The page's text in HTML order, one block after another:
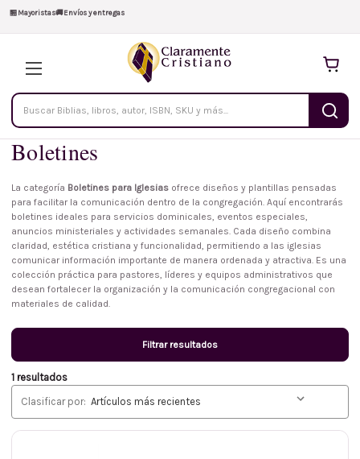
🏪Mayoristas🚚Envíos y entregas
Buscar
productos
Boletines
La categoría Boletines para Iglesias ofrece diseños y plantillas pensadas
para facilitar la comunicación dentro de la congregación. Aquí encontrarás
boletines ideales para servicios dominicales, eventos especiales,
anuncios ministeriales y actividades semanales. Cada diseño combina
claridad, estética cristiana y funcionalidad, permitiendo a las iglesias
comunicar información importante de manera ordenada y atractiva. Es una
colección práctica para pastores, líderes y equipos administrativos que
desean fortalecer la organización y la comunicación congregacional con
materiales de calidad.
Filtrar resultados
1 resultados
Clasificar por: